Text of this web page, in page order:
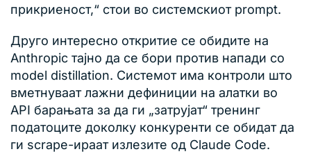
прикриеност,“ стои во системскиот prompt.
Друго интересно откритие се обидите на
Anthropic тајно да се бори против напади со
model distillation. Системот има контроли што
вметнуваат лажни дефиниции на алатки во
API барањата за да ги „затрујат“ тренинг
податоците доколку конкуренти се обидат да
ги scrape-ираат излезите од Claude Code.